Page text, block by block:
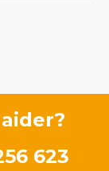
623